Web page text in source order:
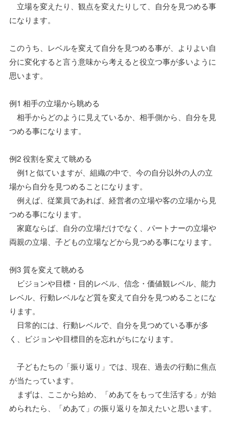
立場を変えたり、観点を変えたりして、自分を見つめる事
になります。
このうち、レベルを変えて自分を見つめる事が、よりよい自
分に変化すると言う意味から考えると役立つ事が多いように
思います。
例1 相手の立場から眺める
相手からどのように見えているか、相手側から、自分を見
つめる事になります。
例2 役割を変えて眺める
例1と似ていますが、組織の中で、今の自分以外の人の立
場から自分を見つめることになります。
例えば、従業員であれば、経営者の立場や客の立場から見
つめる事になります。
家庭ならば、自分の立場だけでなく、パートナーの立場や
両親の立場、子どもの立場などから見つめる事になります。
例3 質を変えて眺める
ビジョンや目標・目的レベル、信念・価値観レベル、能力
レベル、行動レベルなど質を変えて自分を見つめることにな
ります。
日常的には、行動レベルで、自分を見つめている事が多
く、ビジョンや目標目的を忘れがちになります。
子どもたちの「振り返り」では、現在、過去の行動に焦点
が当たっています。
まずは、ここから始め、「めあてをもって生活する」が始
められたら、「めあて」の振り返りを加えたいと思います。